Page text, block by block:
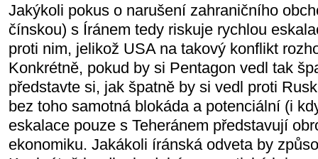
Jakýkoli pokus o narušení zahraničního
čínskou) s Íránem tedy riskuje rychlou
proti nim, jelikož USA na takový konflikt
Konkrétně, pokud by si Pentagon vedl tak
představte si, jak špatně by si vedl proti
bez toho samotná blokáda a potenciální (i
eskalace pouze s Teheránem představují
ekonomiku. Jakákoli íránská odveta by